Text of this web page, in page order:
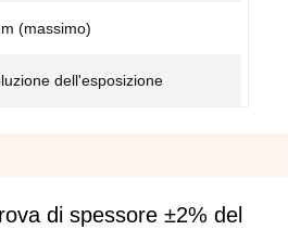
(massimo)
dell'esposizione
di spessore ±2% del